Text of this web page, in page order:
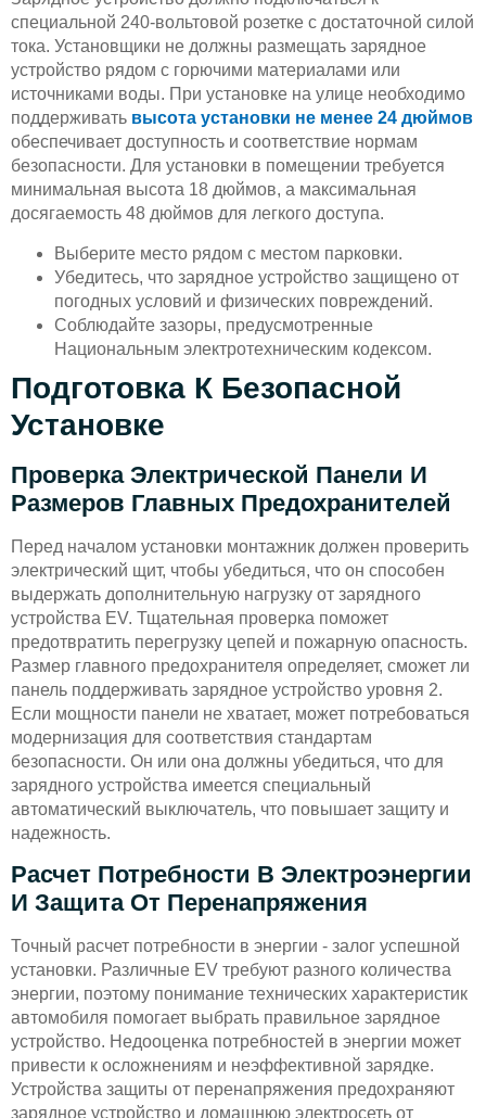
специальной 240-вольтовой розетке с достаточной силой
тока. Установщики не должны размещать зарядное
устройство рядом с горючими материалами или
источниками воды. При установке на улице необходимо
поддерживать высота установки не менее 24 дюймов
обеспечивает доступность и соответствие нормам
безопасности. Для установки в помещении требуется
минимальная высота 18 дюймов, а максимальная
досягаемость 48 дюймов для легкого доступа.
Выберите место рядом с местом парковки.
Убедитесь, что зарядное устройство защищено от
погодных условий и физических повреждений.
Соблюдайте зазоры, предусмотренные
Национальным электротехническим кодексом.
Подготовка К Безопасной
Установке
Проверка Электрической Панели И
Размеров Главных Предохранителей
Перед началом установки монтажник должен проверить
электрический щит, чтобы убедиться, что он способен
выдержать дополнительную нагрузку от зарядного
устройства EV. Тщательная проверка поможет
предотвратить перегрузку цепей и пожарную опасность.
Размер главного предохранителя определяет, сможет ли
панель поддерживать зарядное устройство уровня 2.
Если мощности панели не хватает, может потребоваться
модернизация для соответствия стандартам
безопасности. Он или она должны убедиться, что для
зарядного устройства имеется специальный
автоматический выключатель, что повышает защиту и
надежность.
Расчет Потребности В Электроэнергии
И Защита От Перенапряжения
Точный расчет потребности в энергии - залог успешной
установки. Различные EV требуют разного количества
энергии, поэтому понимание технических характеристик
автомобиля помогает выбрать правильное зарядное
устройство. Недооценка потребностей в энергии может
привести к осложнениям и неэффективной зарядке.
Устройства защиты от перенапряжения предохраняют
зарядное устройство и домашнюю электросеть от